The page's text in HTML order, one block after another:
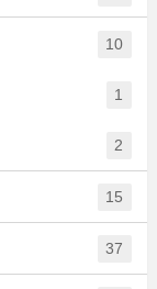
10
1
2
15
37